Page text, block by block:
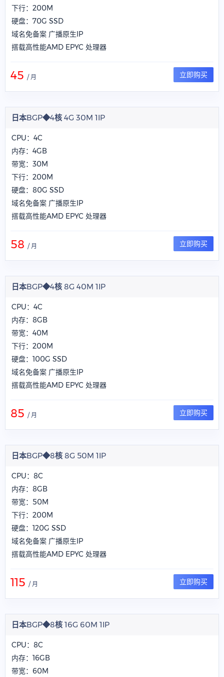
下行：200M
硬盘：70G SSD
域名免备案 广播原生IP
搭载高性能AMD EPYC 处理器
45 / 月 立即购买
日本BGP◆4核 4G 30M 1IP
CPU：4C
内存：4GB
带宽：30M
下行：200M
硬盘：80G SSD
域名免备案 广播原生IP
搭载高性能AMD EPYC 处理器
58 / 月 立即购买
日本BGP◆4核 8G 40M 1IP
CPU：4C
内存：8GB
带宽：40M
下行：200M
硬盘：100G SSD
域名免备案 广播原生IP
搭载高性能AMD EPYC 处理器
85 / 月 立即购买
日本BGP◆8核 8G 50M 1IP
CPU：8C
内存：8GB
带宽：50M
下行：200M
硬盘：120G SSD
域名免备案 广播原生IP
搭载高性能AMD EPYC 处理器
115 / 月 立即购买
日本BGP◆8核 16G 60M 1IP
CPU：8C
内存：16GB
带宽：60M